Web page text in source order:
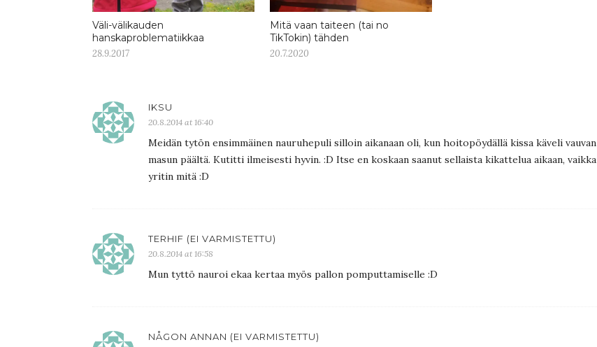
Väli-välikauden
hanskaproblematiikkaa
28.9.2017
Mitä vaan taiteen (tai no
TikTokin) tähden
20.7.2020
IKSU
20.8.2014 at 16:40
Meidän tytön ensimmäinen nauruhepuli silloin aikanaan oli, kun hoitopöydällä kissa käveli vauvan
masun päältä. Kutitti ilmeisesti hyvin. :D Itse en koskaan saanut sellaista kikattelua aikaan, vaikka
yritin mitä :D
TERHIF (EI VARMISTETTU)
20.8.2014 at 16:58
Mun tyttö nauroi ekaa kertaa myös pallon pomputtamiselle :D
NÅGON ANNAN (EI VARMISTETTU)